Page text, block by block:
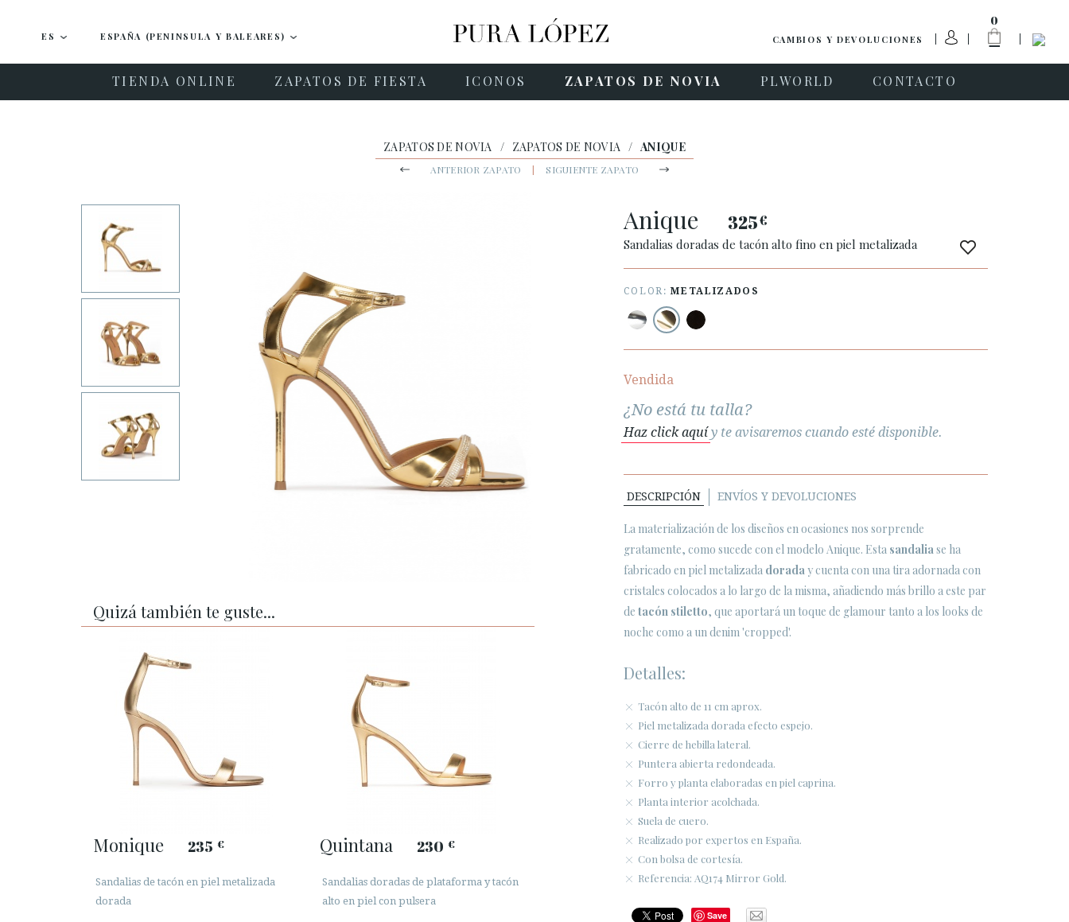
ES ESPAÑA (PENINSULA Y BALEARES) CAMBIOS Y DEVOLUCIONES
0
TIENDA ONLINE ZAPATOS DE FIESTA ICONOS ZAPATOS DE NOVIA PLWORLD CONTACTO
ZAPATOS DE NOVIA / ZAPATOS DE NOVIA / ANIQUE
ANTERIOR ZAPATO | SIGUIENTE ZAPATO
Quizá también te guste...
Monique 235 €
Sandalias de tacón en piel metalizada
dorada
Quintana 230 €
Sandalias doradas de plataforma y tacón
alto en piel con pulsera
Anique 325€
Sandalias doradas de tacón alto fino en piel metalizada
COLOR:METALIZADOS
Vendida
¿No está tu talla?
Haz click aquíy te avisaremos cuando esté disponible.
DESCRIPCIÓN ENVÍOS Y DEVOLUCIONES
La materialización de los diseños en ocasiones nos sorprende
gratamente, como sucede con el modelo Anique. Esta sandaliase ha
fabricado en piel metalizada doraday cuenta con una tira adornada con
cristales colocados a lo largo de la misma, añadiendo más brillo a este par
detacón stiletto, que aportará un toque de glamour tanto a los looks de
noche como a un denim 'cropped'.
Detalles:
Tacón alto de 11 cm aprox.
Piel metalizada dorada efecto espejo.
Cierre de hebilla lateral.
Puntera abierta redondeada.
Forro y planta elaboradas en piel caprina.
Planta interior acolchada.
Suela de cuero.
Realizado por expertos en España.
Con bolsa de cortesía.
Referencia: AQ174 Mirror Gold.
Save